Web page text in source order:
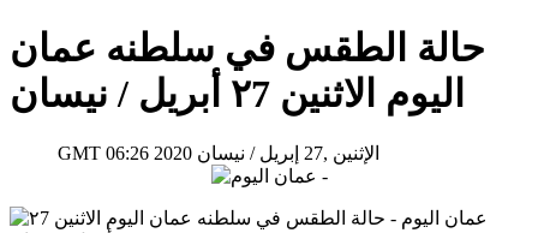
حالة الطقس في سلطنه عمان
اليوم الاثنين ٢7 أبريل / نيسان
GMT 06:26 2020 الإثنين ,27 إبريل / نيسان